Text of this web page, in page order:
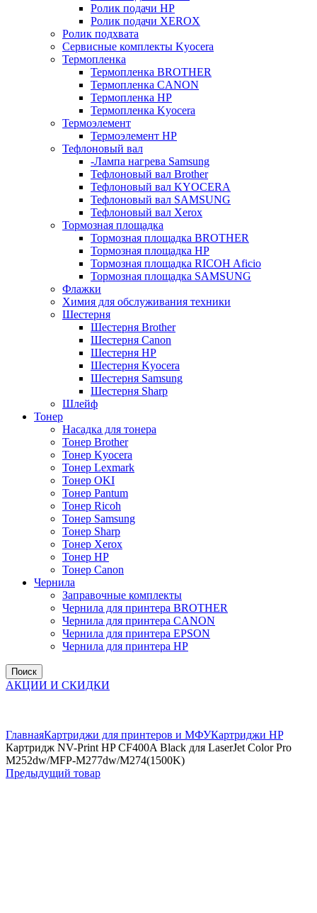
Ролик подачи HP
Ролик подачи XEROX
Ролик подхвата
Сервисные комплекты Kyocera
Термопленка
Термопленка BROTHER
Термопленка CANON
Термопленка HP
Термопленка Kyocera
Термоэлемент
Термоэлемент НР
Тефлоновый вал
-Лампа нагрева Samsung
Тефлоновый вал Brother
Тефлоновый вал KYOCERA
Тефлоновый вал SAMSUNG
Тефлоновый вал Xerox
Тормозная площадка
Тормозная площадка BROTHER
Тормозная площадка HP
Тормозная площадка RICOH Aficio
Тормозная площадка SAMSUNG
Флажки
Химия для обслуживания техники
Шестерня
Шестерня Brother
Шестерня Canon
Шестерня HP
Шестерня Kyocera
Шестерня Samsung
Шестерня Sharp
Шлейф
Тонер
Насадка для тонера
Тонер Brother
Тонер Kyocera
Тонер Lexmark
Тонер OKI
Тонер Pantum
Тонер Ricoh
Тонер Samsung
Тонер Sharp
Тонер Xerox
Тонер НР
Тонер Саnon
Чернила
Заправочные комплекты
Чернила для принтера BROTHER
Чернила для принтера CANON
Чернила для принтера EPSON
Чернила для принтера HP
Поиск
АКЦИИ И СКИДКИ
ГлавнаяКартриджи для принтеров и МФУКартриджи HP
Картридж NV-Print HP CF400A Black для LaserJet Color Pro
M252dw/MFP-M277dw/M274(1500K)
Предыдущий товар